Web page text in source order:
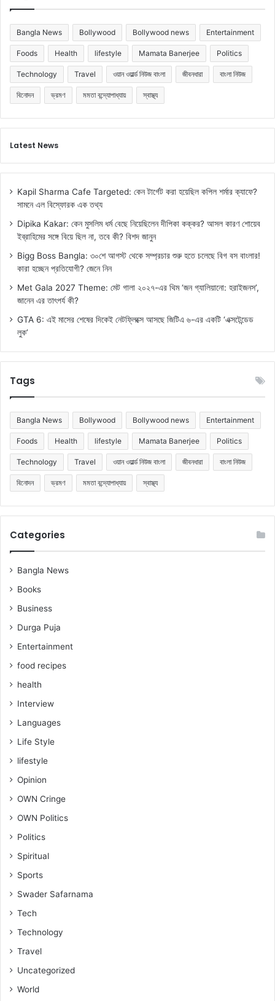
Bangla News Bollywood Bollywood news Entertainment
Foods Health lifestyle Mamata Banerjee Politics
Technology Travel ওয়ান ওয়ার্ল্ড নিউজ বাংলা জীবনধারা বাংলা নিউজ
বিনোদন ভ্রমণ মমতা বন্দ্যোপাধ্যায় স্বাস্থ্য
Latest News
Kapil Sharma Cafe Targeted: কেন টার্গেট করা হয়েছিল কপিল শর্মার ক্যাফে?
সামনে এল বিস্ফোরক এক তথ্য
Dipika Kakar: কেন মুসলিম ধর্ম বেছে নিয়েছিলেন দীপিকা কক্কর? আসল কারণ শোয়েব
ইব্রাহিমের সঙ্গে বিয়ে ছিল না, তবে কী? বিশদ জানুন
Bigg Boss Bangla: ৩০শে আগস্ট থেকে সম্প্রচার শুরু হতে চলেছে বিগ বস বাংলার!
কারা হচ্ছেন প্রতিযোগী? জেনে নিন
Met Gala 2027 Theme: মেট গালা ২০২৭-এর থিম ‘জন গ্যালিয়ানো: হরাইজনস’,
জানেন এর তাৎপর্য কী?
GTA 6: এই মাসের শেষের দিকেই নেটফ্লিক্সে আসছে জিটিএ ৬-এর একটি ‘এক্সটেন্ডেড
লুক’
Tags
Bangla News Bollywood Bollywood news Entertainment
Foods Health lifestyle Mamata Banerjee Politics
Technology Travel ওয়ান ওয়ার্ল্ড নিউজ বাংলা জীবনধারা বাংলা নিউজ
বিনোদন ভ্রমণ মমতা বন্দ্যোপাধ্যায় স্বাস্থ্য
Categories
Bangla News
Books
Business
Durga Puja
Entertainment
food recipes
health
Interview
Languages
Life Style
lifestyle
Opinion
OWN Cringe
OWN Politics
Politics
Spiritual
Sports
Swader Safarnama
Tech
Technology
Travel
Uncategorized
World